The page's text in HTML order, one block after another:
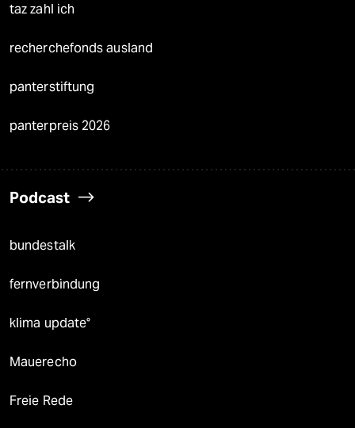
taz zahl ich
recherchefonds ausland
panterstiftung
panterpreis 2026
Podcast
bundestalk
fernverbindung
klima update°
Mauerecho
Freie Rede